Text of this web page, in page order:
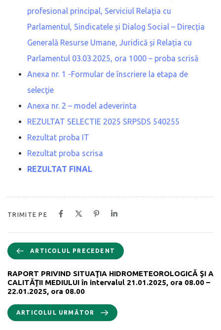
profesional principal, Serviciul Relația cu
Parlamentul, Sindicatele și Dialog Social – Direcția
Generală Resurse Umane, Juridică și Relația cu
Parlamentul 03.03.2025, ora 1000 – proba scrisă
Anexa nr. 1 -Formular de înscriere la etapa de
selecţie
Anexa nr. 2 – model adeverinta
REZULTAT SELECTIE 2025 SRPSDS 540255
Rezultat proba IT
Rezultat proba scrisa
REZULTAT FINAL
TRIMITE PE
ARTICOLUL PRECEDENT
RAPORT PRIVIND SITUAŢIA HIDROMETEOROLOGICĂ ŞI A
CALITĂŢII MEDIULUI în intervalul 21.01.2025, ora 08.00 –
22.01.2025, ora 08.00
ARTICOLUL URMĂTOR